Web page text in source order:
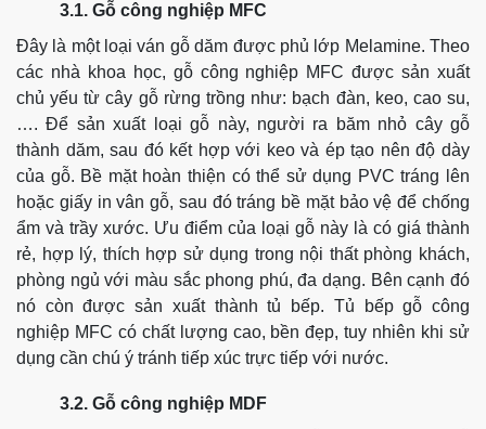
3.1. Gỗ công nghiệp MFC
Đây là một loại ván gỗ dăm được phủ lớp Melamine. Theo
các nhà khoa học, gỗ công nghiệp MFC được sản xuất
chủ yếu từ cây gỗ rừng trồng như: bạch đàn, keo, cao su,
….Để sản xuất loại gỗ này, người ra băm nhỏ cây gỗ
thành dăm, sau đó kết hợp với keo và ép tạo nên độ dày
của gỗ. Bề mặt hoàn thiện có thể sử dụng PVC tráng lên
hoặc giấy in vân gỗ, sau đó tráng bề mặt bảo vệ để chống
ẩm và trầy xước. Ưu điểm của loại gỗ này là có giá thành
rẻ, hợp lý, thích hợp sử dụng trong nội thất phòng khách,
phòng ngủ với màu sắc phong phú, đa dạng. Bên cạnh đó
nó còn được sản xuất thành tủ bếp. Tủ bếp gỗ công
nghiệp MFC có chất lượng cao, bền đẹp, tuy nhiên khi sử
dụng cần chú ý tránh tiếp xúc trực tiếp với nước.
3.2. Gỗ công nghiệp MDF